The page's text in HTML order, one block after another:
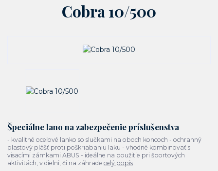
Cobra 10/500
Špeciálne lano na zabezpečenie príslušenstva
- kvalitné oceľové lanko so slučkami na oboch koncoch - ochranný
plastový plášť proti poškriabaniu laku - vhodné kombinovať s
visacími zámkami ABUS - ideálne na použitie pri športových
aktivitách, v dielni, či na záhrade celý popis